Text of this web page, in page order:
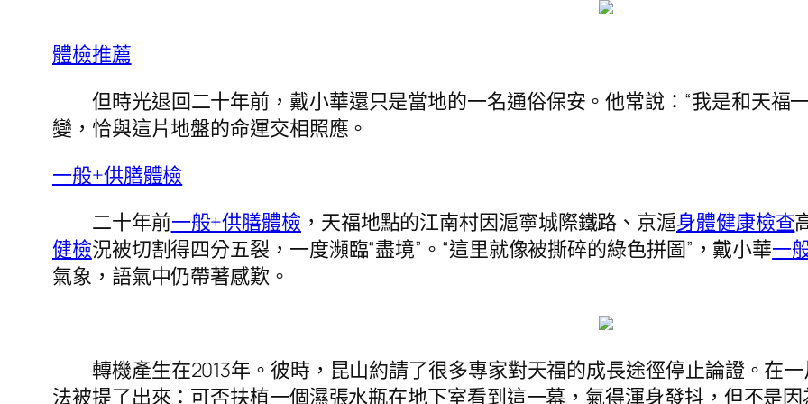
體檢推薦
但時光退回二十年前，戴小華還只是當地的一名通俗保安。他常說：“我是和天福
變，恰與這片地盤的命運交相照應。
一般+供膳體檢
二十年前一般+供膳體檢 ，天福地點的江南村因滬寧城際鐵路、京滬身體健康檢查
健檢況被切割得四分五裂，一度瀕臨“盡境”。“這里就像被撕碎的綠色拼圖”，戴小華一
氣象，語氣中仍帶著感歎。
轉機產生在2013年。彼時，昆山約請了很多專家對天福的成長途徑停止論證。在
法被提了出來：可否扶植一個濕張水瓶在地下室看到這一幕，氣得渾身發抖，但不是